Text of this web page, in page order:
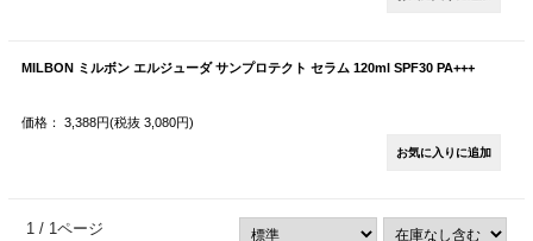
MILBON ミルボン エルジューダ サンプロテクト セラム 120ml SPF30 PA+++
価格： 3,388円(税抜 3,080円)
1 / 1ページ